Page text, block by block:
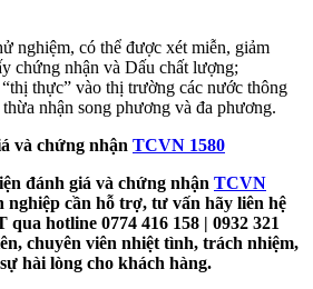
nghiệm, có thể được xét miễn, giảm
chứng nhận và Dấu chất lượng;
thực” vào thị trường các nước thông
nhận song phương và đa phương.
và chứng nhận TCVN 1580
đánh giá và chứng nhận TCVN
nghiệp cần hỗ trợ, tư vấn hãy liên hệ
hotline 0774 416 158 | 0932 321
chuyên viên nhiệt tình, trách nhiệm,
hài lòng cho khách hàng.